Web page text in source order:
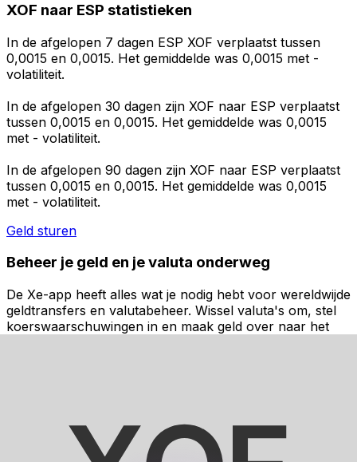
XOF naar ESP statistieken
In de afgelopen 7 dagen ESP XOF verplaatst tussen
0,0015 en 0,0015. Het gemiddelde was 0,0015 met -
volatiliteit.
In de afgelopen 30 dagen zijn XOF naar ESP verplaatst
tussen 0,0015 en 0,0015. Het gemiddelde was 0,0015
met - volatiliteit.
In de afgelopen 90 dagen zijn XOF naar ESP verplaatst
tussen 0,0015 en 0,0015. Het gemiddelde was 0,0015
met - volatiliteit.
Geld sturen
Beheer je geld en je valuta onderweg
De Xe-app heeft alles wat je nodig hebt voor wereldwijde
geldtransfers en valutabeheer. Wissel valuta's om, stel
koerswaarschuwingen in en maak geld over naar het